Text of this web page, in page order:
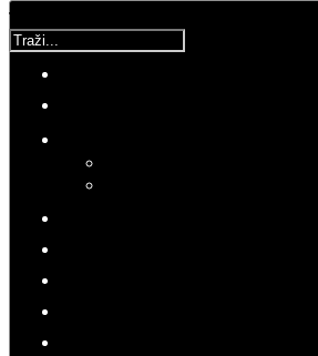
Traži...
Molimo ocijenite
PRESS